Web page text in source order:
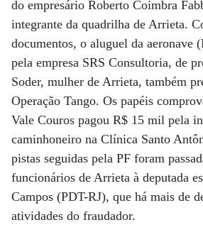
do empresário Roberto Coimbra
integrante da quadrilha de Arrieta.
documentos, o aluguel da aeronave
pela empresa SRS Consultoria, de
Soder, mulher de Arrieta, também
Operação Tango. Os papéis
Vale Couros pagou R$ 15 mil pela
caminhoneiro na Clínica Santo
pistas seguidas pela PF foram
funcionários de Arrieta à deputada
Campos (PDT-RJ), que há mais de
atividades do fraudador.